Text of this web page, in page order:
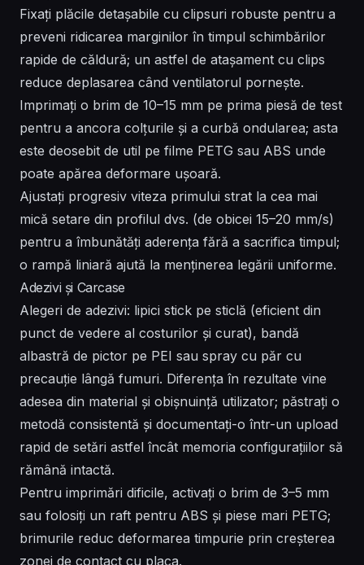
Fixați plăcile detașabile cu clipsuri robuste pentru a
preveni ridicarea marginilor în timpul schimbărilor
rapide de căldură; un astfel de atașament cu clips
reduce deplasarea când ventilatorul pornește.
Imprimați o brim de 10–15 mm pe prima piesă de test
pentru a ancora colțurile și a curbă ondularea; asta
este deosebit de util pe filme PETG sau ABS unde
poate apărea deformare ușoară.
Ajustați progresiv viteza primului strat la cea mai
mică setare din profilul dvs. (de obicei 15–20 mm/s)
pentru a îmbunătăți aderența fără a sacrifica timpul;
o rampă liniară ajută la menținerea legării uniforme.
Adezivi și Carcase
Alegeri de adezivi: lipici stick pe sticlă (eficient din
punct de vedere al costurilor și curat), bandă
albastră de pictor pe PEI sau spray cu păr cu
precauție lângă fumuri. Diferența în rezultate vine
adesea din material și obișnuință utilizator; păstrați o
metodă consistentă și documentați-o într-un upload
rapid de setări astfel încât memoria configurațiilor să
rămână intactă.
Pentru imprimări dificile, activați o brim de 3–5 mm
sau folosiți un raft pentru ABS și piese mari PETG;
brimurile reduc deformarea timpurie prin creșterea
zonei de contact cu placa.